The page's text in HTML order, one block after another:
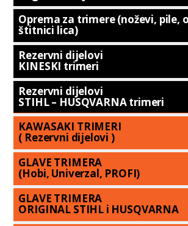
Oprema za trimere (noževi, pile,
štitnici lica)
Rezervni dijelovi
KINESKI trimeri
Rezervni dijelovi
STIHL – HUSQVARNA trimeri
KAWASAKI TRIMERI
( Rezervni dijelovi )
GLAVE TRIMERA
(Hobi, Univerzal, PROFI)
GLAVE TRIMERA
ORIGINAL STIHL i HUSQVARNA